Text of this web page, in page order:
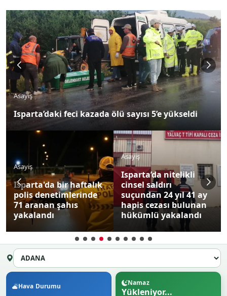
Asayiş
Isparta’daki feci kazada ölü sayısı 5’e yükseldi
Asayiş
Isparta'da bir haftalık
polis denetimlerinde
71 aranan şahıs
yakalandı
Asayiş
Isparta’da nitelikli
cinsel saldırı
suçundan 24 yıl 41 ay
hapis cezası bulunan
hükümlü yakalandı
Hava Durumu Namaz
Yükleniyor...